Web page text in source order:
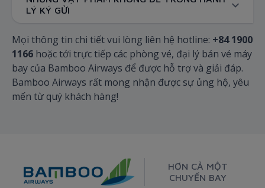
LÝ KÝ GỬI
Mọi thông tin chi tiết vui lòng liên hệ hotline: +84 1900
1166 hoặc tới trực tiếp các phòng vé, đại lý bán vé máy
bay của Bamboo Airways để được hỗ trợ và giải đáp.
Bamboo Airways rất mong nhận được sự ủng hộ, yêu
mến từ quý khách hàng!
HƠN CẢ MỘT
CHUYẾN BAY